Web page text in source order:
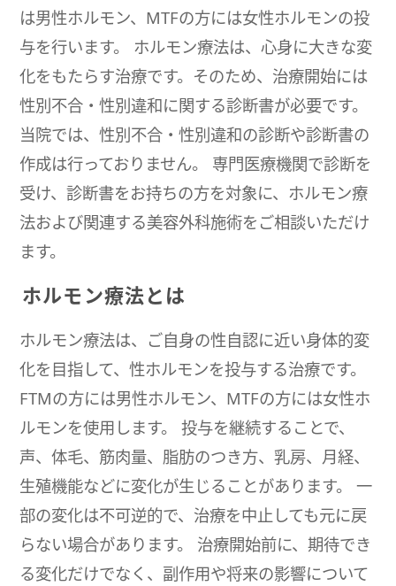
は男性ホルモン、MTFの方には女性ホルモンの投
与を行います。 ホルモン療法は、心身に大きな変
化をもたらす治療です。そのため、治療開始には
性別不合・性別違和に関する診断書が必要です。
当院では、性別不合・性別違和の診断や診断書の
作成は行っておりません。 専門医療機関で診断を
受け、診断書をお持ちの方を対象に、ホルモン療
法および関連する美容外科施術をご相談いただけ
ます。
ホルモン療法とは
ホルモン療法は、ご自身の性自認に近い身体的変
化を目指して、性ホルモンを投与する治療です。
FTMの方には男性ホルモン、MTFの方には女性ホ
ルモンを使用します。 投与を継続することで、
声、体毛、筋肉量、脂肪のつき方、乳房、月経、
生殖機能などに変化が生じることがあります。 一
部の変化は不可逆的で、治療を中止しても元に戻
らない場合があります。 治療開始前に、期待でき
る変化だけでなく、副作用や将来の影響について